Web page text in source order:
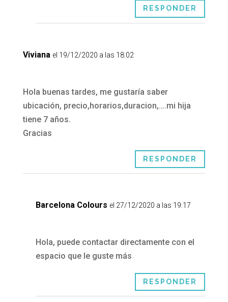
RESPONDER
Viviana el 19/12/2020 a las 18:02
Hola buenas tardes, me gustaría saber
ubicación, precio,horarios,duracion,….mi hija
tiene 7 años.
Gracias
RESPONDER
Barcelona Colours el 27/12/2020 a las 19:17
Hola, puede contactar directamente con el
espacio que le guste más
RESPONDER